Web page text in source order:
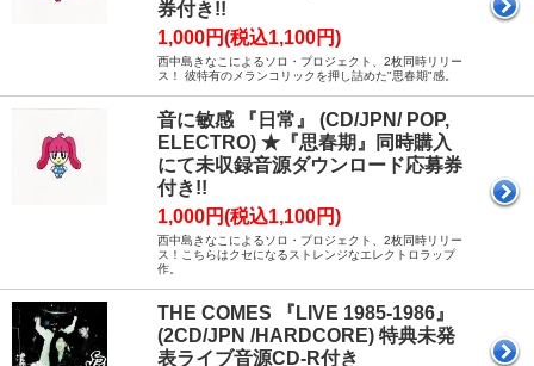
券付き!!
1,000円(税込1,100円)
西中島きなこによるソロ・プロジェクト、2枚同時リリー
ス！ 彼特有のメランコリックを押し詰めた"思春期"感。
音に敏感 『日常』 (CD/JPN/ POP,
ELECTRO) ★『思春期』同時購入
にて未収録音源ダウンロード応募券
付き!!
1,000円(税込1,100円)
西中島きなこによるソロ・プロジェクト、2枚同時リリー
ス！こちらはクセになるストレンジなエレクトロラップ
作。
THE COMES 『LIVE 1985-1986』
(2CD/JPN /HARDCORE) 特典未発
表ライブ音源CD-R付き